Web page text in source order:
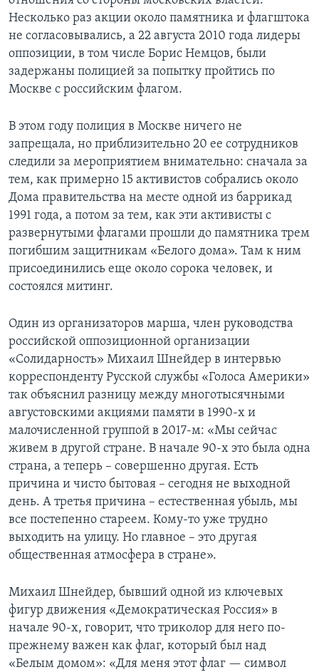
Несколько раз акции около памятника и флагштока
не согласовывались, а 22 августа 2010 года лидеры
оппозиции, в том числе Борис Немцов, были
задержаны полицией за попытку пройтись по
Москве с российским флагом.
В этом году полиция в Москве ничего не
запрещала, но приблизительно 20 ее сотрудников
следили за мероприятием внимательно: сначала за
тем, как примерно 15 активистов собрались около
Дома правительства на месте одной из баррикад
1991 года, а потом за тем, как эти активисты с
развернутыми флагами прошли до памятника трем
погибшим защитникам «Белого дома». Там к ним
присоединились еще около сорока человек, и
состоялся митинг.
Один из организаторов марша, член руководства
российской оппозиционной организации
«Солидарность» Михаил Шнейдер в интервью
корреспонденту Русской службы «Голоса Америки»
так объяснил разницу между многотысячными
августовскими акциями памяти в 1990-х и
малочисленной группой в 2017-м: «Мы сейчас
живем в другой стране. В начале 90-х это была одна
страна, а теперь – совершенно другая. Есть
причина и чисто бытовая – сегодня не выходной
день. А третья причина – естественная убыль, мы
все постепенно стареем. Кому-то уже трудно
выходить на улицу. Но главное – это другая
общественная атмосфера в стране».
Михаил Шнейдер, бывший одной из ключевых
фигур движения «Демократическая Россия» в
начале 90-х, говорит, что триколор для него по-
прежнему важен как флаг, который был над
«Белым домом»: «Для меня этот флаг — символ